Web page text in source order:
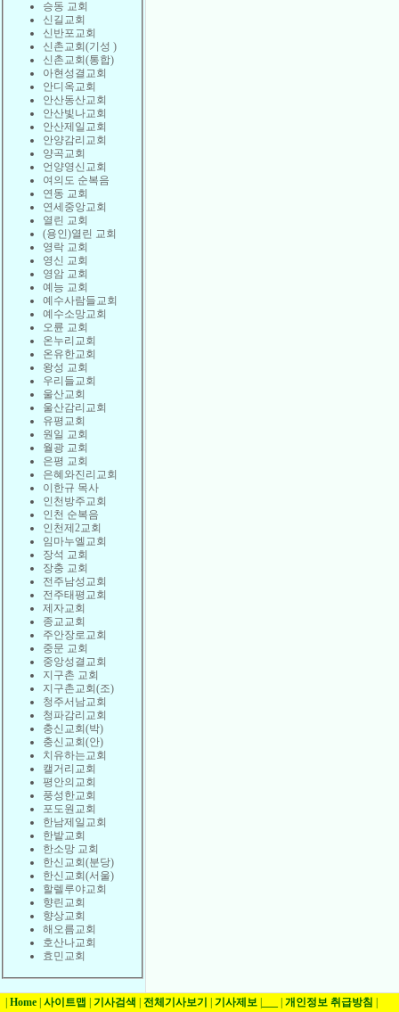
승동 교회
신길교회
신반포교회
신촌교회(기성 )
신촌교회(통합)
아현성결교회
안디옥교회
안산동산교회
안산빛나교회
안산제일교회
안양감리교회
양곡교회
언양영신교회
여의도 순복음
연동 교회
연세중앙교회
열린 교회
(용인)열린 교회
영락 교회
영신 교회
영암 교회
예능 교회
예수사람들교회
예수소망교회
오륜 교회
온누리교회
온유한교회
왕성 교회
우리들교회
울산교회
울산감리교회
유평교회
원일 교회
월광 교회
은평 교회
은혜와진리교회
이한규 목사
인천방주교회
인천 순복음
인천제2교회
임마누엘교회
장석 교회
장충 교회
전주남성교회
전주태평교회
제자교회
종교교회
주안장로교회
중문 교회
중앙성결교회
지구촌 교회
지구촌교회(조)
청주서남교회
청파감리교회
충신교회(박)
충신교회(안)
치유하는교회
캘거리교회
평안의교회
풍성한교회
포도원교회
한남제일교회
한밭교회
한소망 교회
한신교회(분당)
한신교회(서울)
할렐루야교회
향린교회
향상교회
해오름교회
호산나교회
효민교회
Home 사이트맵 기사검색 전체기사보기 기사제보 개인정보 취급방침